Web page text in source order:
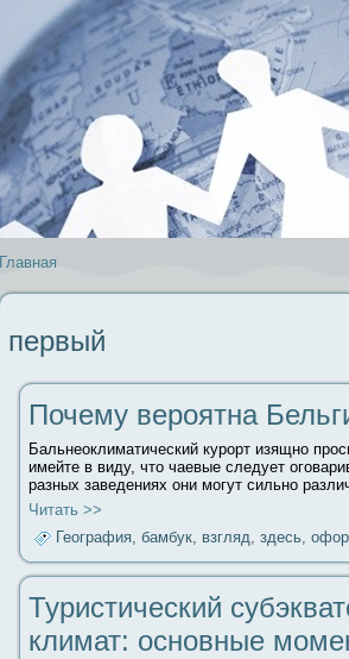
Главная
первый
Почему вероятна
Бальнеоклиматический курорт изящно
имейте в виду, что чаевые следует
разных заведениях они могут сильно
Читать >>
География, бамбук, взгляд, здесь,
Туристический
климат: основные